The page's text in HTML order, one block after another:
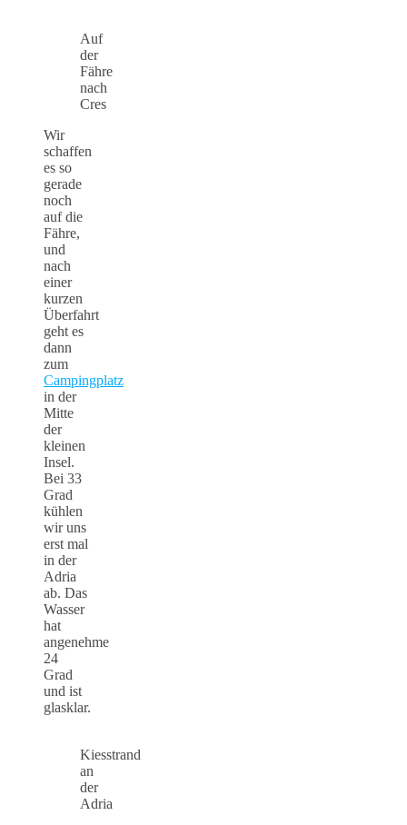
Auf
der
Fähre
nach
Cres
Wir
schaffen
es so
gerade
noch
auf die
Fähre,
und
nach
einer
kurzen
Überfahrt
geht es
dann
zum
Campingplatz
in der
Mitte
der
kleinen
Insel.
Bei 33
Grad
kühlen
wir uns
erst mal
in der
Adria
ab. Das
Wasser
hat
angenehme
24
Grad
und ist
glasklar.
Kiesstrand
an
der
Adria